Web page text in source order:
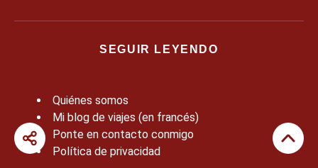
SEGUIR LEYENDO
Quiénes somos
Mi blog de viajes (en francés)
Ponte en contacto conmigo
Política de privacidad